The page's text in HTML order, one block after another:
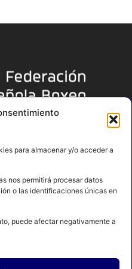
para almacenar y/o acceder a
nos permitirá procesar datos
o las identificaciones únicas en
puede afectar negativamente a